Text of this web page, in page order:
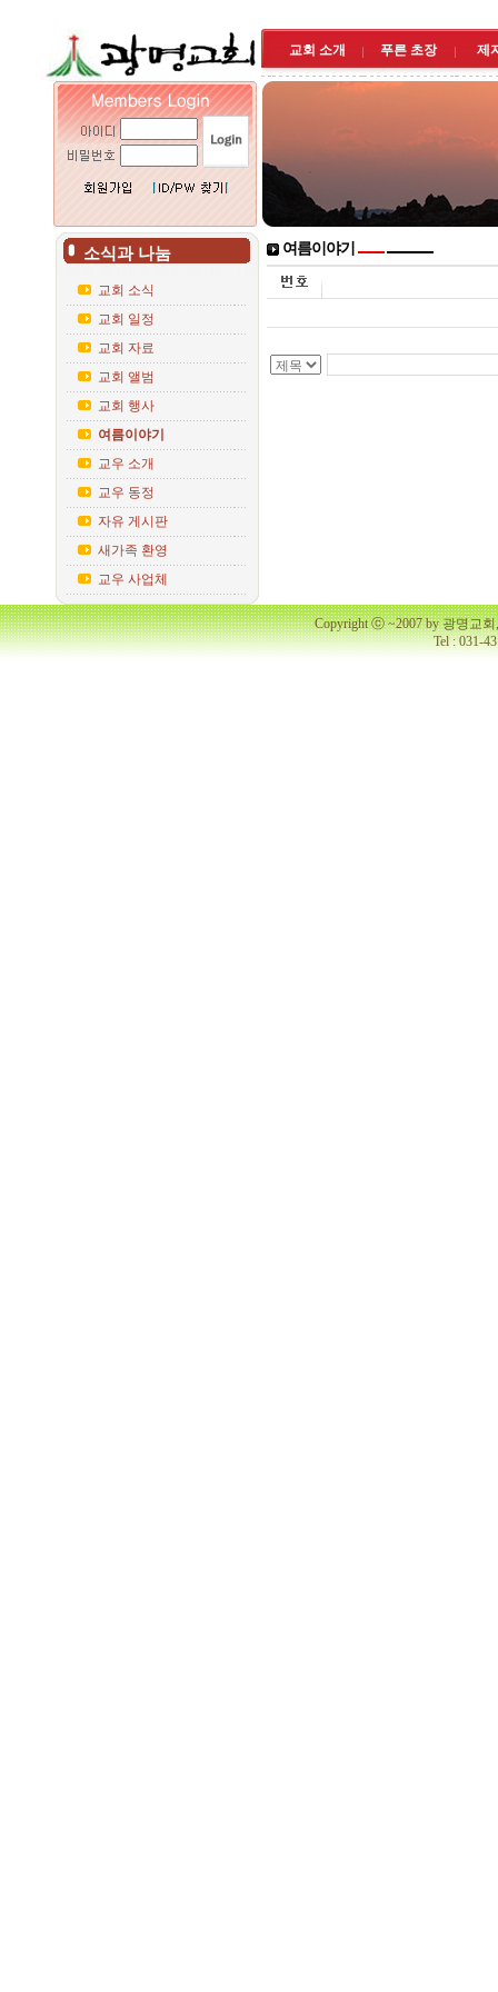
교회 소개 푸른 초장 제
소식과 나눔
교회 소식
교회 일정
교회 자료
교회 앨범
교회 행사
여름이야기
교우 소개
교우 동정
자유 게시판
새가족 환영
교우 사업체
여름이야기
Copyright ⓒ ~2007 by 광명교
Tel : 031-